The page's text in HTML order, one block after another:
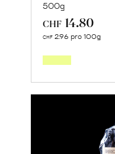
500g
CHF 14.80
CHF 2.96 pro 100g